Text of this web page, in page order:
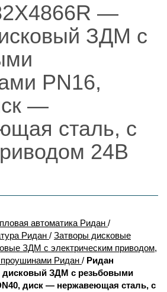
—
ЗДМ с
PN16,
—
сталь, с
24В
автоматика Ридан /
Ридан / Затворы дисковые
ЗДМ с электрическим приводом,
Ридан / Ридан
дисковый ЗДМ с резьбовыми
диск — нержавеющая сталь, с